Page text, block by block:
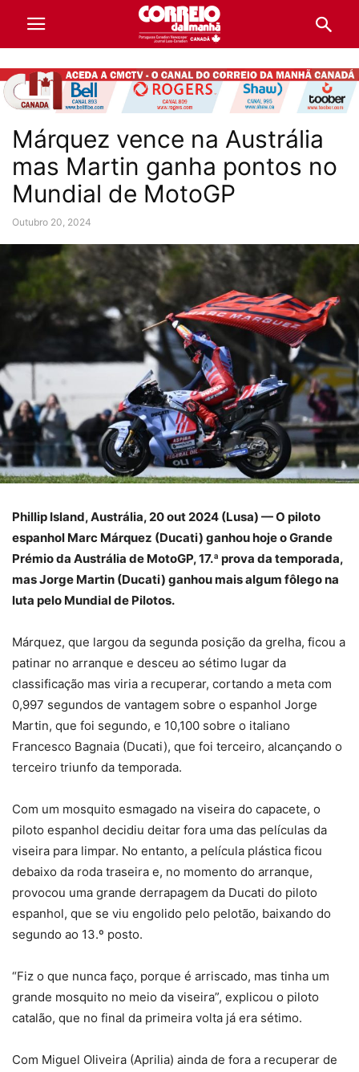
Márquez vence na Austrália
mas Martin ganha pontos no
Mundial de MotoGP
Outubro 20, 2024
Phillip Island, Austrália, 20 out 2024 (Lusa) — O piloto
espanhol Marc Márquez (Ducati) ganhou hoje o Grande
Prémio da Austrália de MotoGP, 17.ª prova da temporada,
mas Jorge Martin (Ducati) ganhou mais algum fôlego na
luta pelo Mundial de Pilotos.
Márquez, que largou da segunda posição da grelha, ficou a
patinar no arranque e desceu ao sétimo lugar da
classificação mas viria a recuperar, cortando a meta com
0,997 segundos de vantagem sobre o espanhol Jorge
Martin, que foi segundo, e 10,100 sobre o italiano
Francesco Bagnaia (Ducati), que foi terceiro, alcançando o
terceiro triunfo da temporada.
Com um mosquito esmagado na viseira do capacete, o
piloto espanhol decidiu deitar fora uma das películas da
viseira para limpar. No entanto, a película plástica ficou
debaixo da roda traseira e, no momento do arranque,
provocou uma grande derrapagem da Ducati do piloto
espanhol, que se viu engolido pelo pelotão, baixando do
segundo ao 13.º posto.
“Fiz o que nunca faço, porque é arriscado, mas tinha um
grande mosquito no meio da viseira”, explicou o piloto
catalão, que no final da primeira volta já era sétimo.
Com Miguel Oliveira (Aprilia) ainda de fora a recuperar de